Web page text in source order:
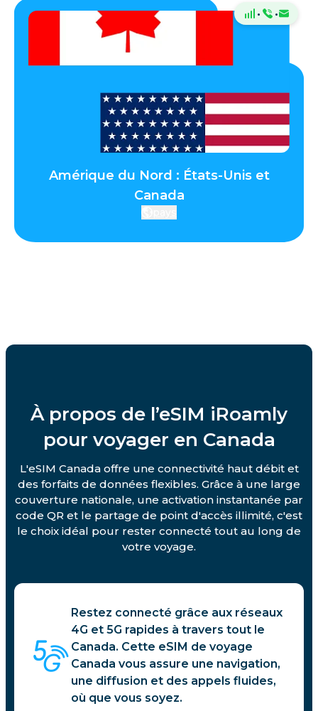
· ·
Amérique du Nord : États-Unis et
Canada
À propos de l’eSIM iRoamly
pour voyager en Canada
L'eSIM Canada offre une connectivité haut débit et
des forfaits de données flexibles. Grâce à une large
couverture nationale, une activation instantanée par
code QR et le partage de point d'accès illimité, c'est
le choix idéal pour rester connecté tout au long de
votre voyage.
Restez connecté grâce aux réseaux
4G et 5G rapides à travers tout le
Canada. Cette eSIM de voyage
Canada vous assure une navigation,
une diffusion et des appels fluides,
où que vous soyez.